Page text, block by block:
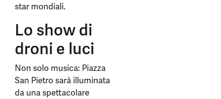
star mondiali.
Lo show di
droni e luci
Non solo musica: Piazza
San Pietro sarà illuminata
da una spettacolare